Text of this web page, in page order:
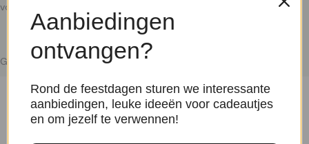
volledig waterdicht.
Gerelateerde producten
Aanbiedingen
ontvangen?
Rond de feestdagen sturen we interessante
aanbiedingen, leuke ideeën voor cadeautjes
en om jezelf te verwennen!